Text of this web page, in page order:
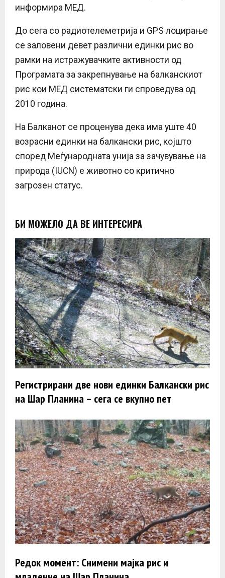
информира МЕД.
До сега со радиотелеметрија и GPS лоцирање
се заловени девет различни единки рис во
рамки на истражувачките активности од
Програмата за закрепнување на балканскиот
рис кои МЕД систематски ги спроведува од
2010 година.
На Балканот се проценува дека има уште 40
возрасни единки на балкански рис, којшто
според Меѓународната унија за зачувување на
природа (IUCN) е животно со критично
загрозен статус.
БИ МОЖЕЛО ДА ВЕ ИНТЕРЕСИРА
Регистрирани две нови единки Балкански рис
на Шар Планина – сега се вкупно пет
Редок момент: Снимени мајка рис и